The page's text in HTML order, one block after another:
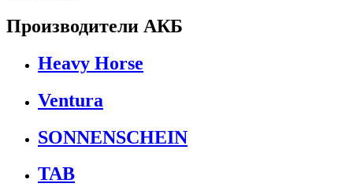
Производители АКБ
Heavy Horse
Ventura
SONNENSCHEIN
TAB